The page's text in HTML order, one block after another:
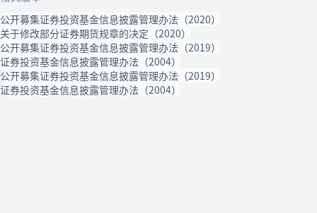
公开募集证券投资基金信息披露管理办法（2020）
关于修改部分证券期货规章的决定（2020）
公开募集证券投资基金信息披露管理办法（2019）
证券投资基金信息披露管理办法（2004）
公开募集证券投资基金信息披露管理办法（2019）
证券投资基金信息披露管理办法（2004）